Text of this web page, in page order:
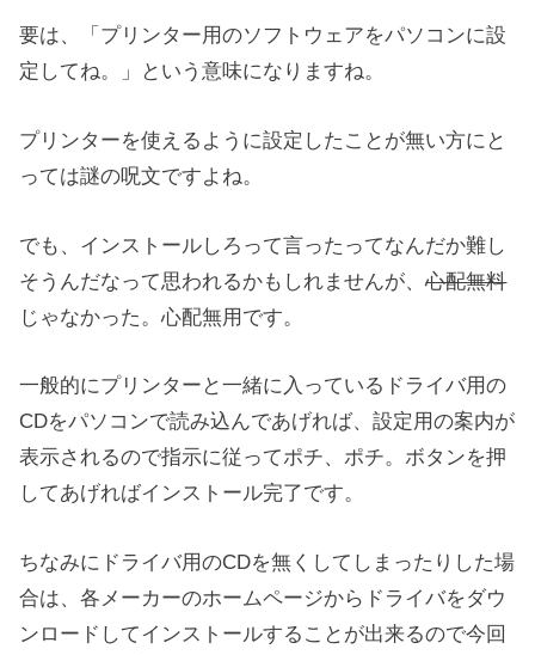
要は、「プリンター用のソフトウェアをパソコンに設
定してね。」という意味になりますね。
プリンターを使えるように設定したことが無い方にと
っては謎の呪文ですよね。
でも、インストールしろって言ったってなんだか難し
そうんだなって思われるかもしれませんが、心配無料
じゃなかった。心配無用です。
一般的にプリンターと一緒に入っているドライバ用の
CDをパソコンで読み込んであげれば、設定用の案内が
表示されるので指示に従ってポチ、ポチ。ボタンを押
してあげればインストール完了です。
ちなみにドライバ用のCDを無くしてしまったりした場
合は、各メーカーのホームページからドライバをダウ
ンロードしてインストールすることが出来るので今回